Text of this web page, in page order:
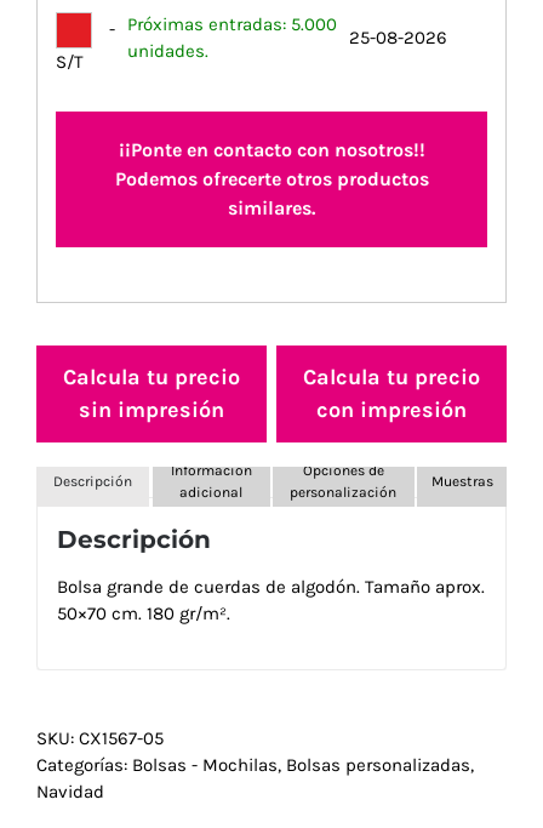
-
S/T
Próximas entradas: 5.000
unidades.
25-08-2026
¡¡Ponte en contacto con nosotros!!
Podemos ofrecerte otros productos
similares.
Calcula tu precio
sin impresión
Calcula tu precio
con impresión
Descripción
Información
adicional
Opciones de
personalización
Muestras
Descripción
Bolsa grande de cuerdas de algodón. Tamaño aprox.
50×70 cm. 180 gr/m².
SKU: CX1567-05
Categorías: Bolsas - Mochilas, Bolsas personalizadas,
Navidad